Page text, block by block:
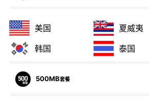
美国
夏威夷
韩国
泰国
500MB套餐